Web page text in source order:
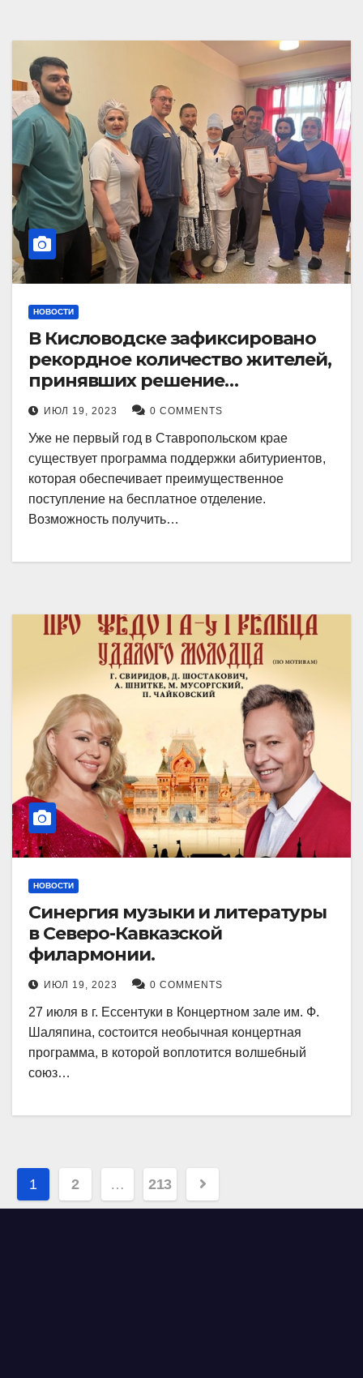
НОВОСТИ
В Кисловодске зафиксировано
рекордное количество жителей,
принявших решение
воспользоваться
установленными мерами, с
целью поступления в
медицинский вуз в районе.
ИЮЛ 19, 2023 0 COMMENTS
Уже не первый год в Ставропольском крае
существует программа поддержки абитуриентов,
которая обеспечивает преимущественное
поступление на бесплатное отделение.
Возможность получить…
НОВОСТИ
Синергия музыки и литературы
в Северо-Кавказской
филармонии.
ИЮЛ 19, 2023 0 COMMENTS
27 июля в г. Ессентуки в Концертном зале им. Ф.
Шаляпина, состоится необычная концертная
программа, в которой воплотится волшебный
союз…
Навигация
по
1 2 … 213